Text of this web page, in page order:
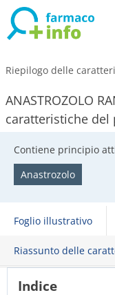
Riepilogo delle
ANASTROZOLO
caratteristiche del
Contiene principio
Anastrozolo
Foglio illustrativo
Riassunto delle
Indice